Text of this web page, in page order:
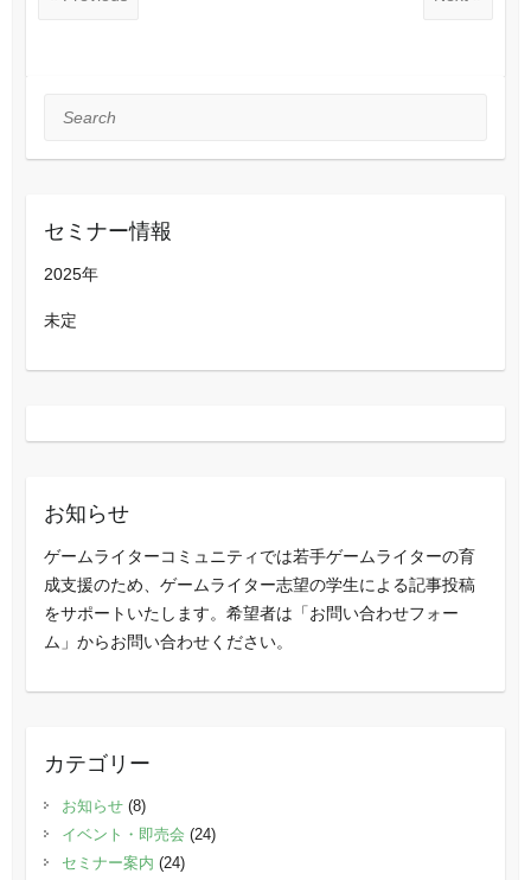
Search
セミナー情報
2025年
未定
お知らせ
ゲームライターコミュニティでは若手ゲームライターの育
成支援のため、ゲームライター志望の学生による記事投稿
をサポートいたします。希望者は「お問い合わせフォー
ム」からお問い合わせください。
カテゴリー
お知らせ(8)
イベント・即売会 (24)
セミナー案内 (24)